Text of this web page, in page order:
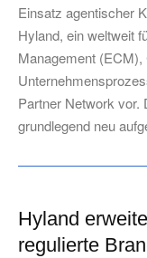
Einsatz agentischer
Hyland, ein weltweit
Management
Partner Network vor.
grundlegend neu
Hyland
regulierte